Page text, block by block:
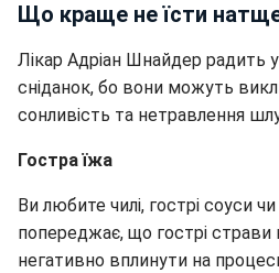
Що краще не їсти
Лікар Адріан Шнайдер радить
сніданок, бо вони можуть
сонливість та нетравлення
Гостра їжа
Ви любите чилі, гострі соуси чи
попереджає, що гострі страви
негативно вплинути на